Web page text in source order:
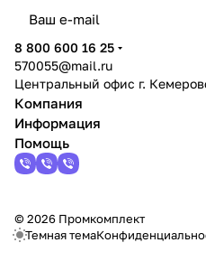
8 800 600 16 25
570055@mail.ru
Центральный офис г.
Компания
Информация
Помощь
© 2026 Промкомплект
Темная тема